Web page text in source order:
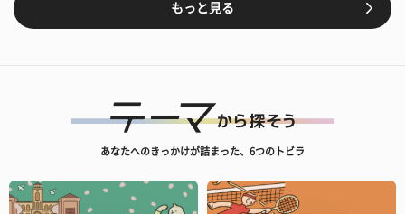
もっと見る
あなたへのきっかけが詰まった、6つのトビラ